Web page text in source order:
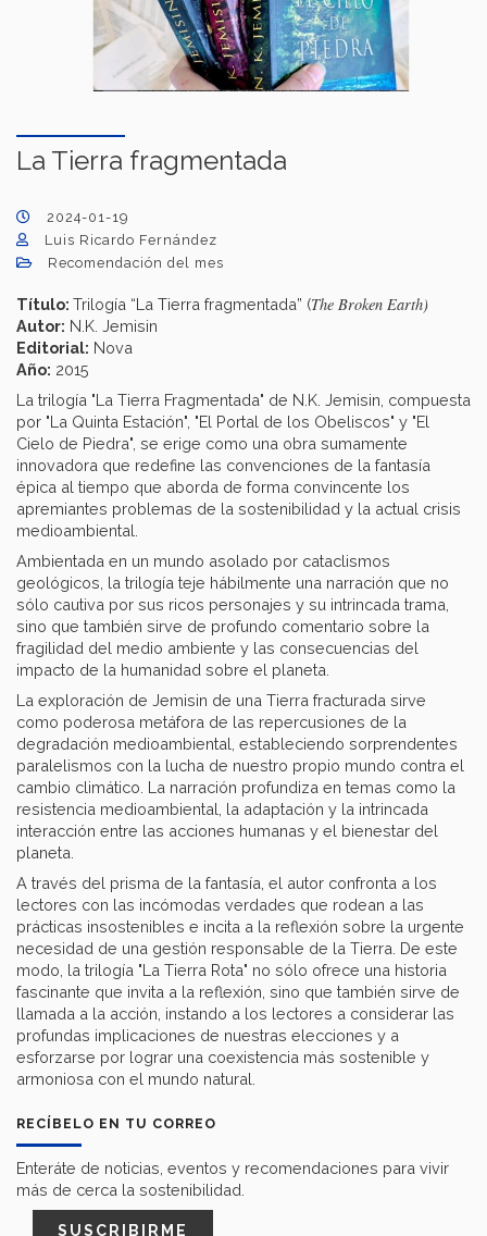
La Tierra fragmentada
2024-01-19
Luis Ricardo Fernández
Recomendación del mes
Título: Trilogía “La Tierra fragmentada” (The Broken Earth)
Autor: N.K. Jemisin
Editorial: Nova
Año: 2015
La trilogía "La Tierra Fragmentada" de N.K. Jemisin, compuesta
por "La Quinta Estación", "El Portal de los Obeliscos" y "El
Cielo de Piedra", se erige como una obra sumamente
innovadora que redefine las convenciones de la fantasía
épica al tiempo que aborda de forma convincente los
apremiantes problemas de la sostenibilidad y la actual crisis
medioambiental.
Ambientada en un mundo asolado por cataclismos
geológicos, la trilogía teje hábilmente una narración que no
sólo cautiva por sus ricos personajes y su intrincada trama,
sino que también sirve de profundo comentario sobre la
fragilidad del medio ambiente y las consecuencias del
impacto de la humanidad sobre el planeta.
La exploración de Jemisin de una Tierra fracturada sirve
como poderosa metáfora de las repercusiones de la
degradación medioambiental, estableciendo sorprendentes
paralelismos con la lucha de nuestro propio mundo contra el
cambio climático. La narración profundiza en temas como la
resistencia medioambiental, la adaptación y la intrincada
interacción entre las acciones humanas y el bienestar del
planeta.
A través del prisma de la fantasía, el autor confronta a los
lectores con las incómodas verdades que rodean a las
prácticas insostenibles e incita a la reflexión sobre la urgente
necesidad de una gestión responsable de la Tierra. De este
modo, la trilogía "La Tierra Rota" no sólo ofrece una historia
fascinante que invita a la reflexión, sino que también sirve de
llamada a la acción, instando a los lectores a considerar las
profundas implicaciones de nuestras elecciones y a
esforzarse por lograr una coexistencia más sostenible y
armoniosa con el mundo natural.
RECÍBELO EN TU CORREO
Enteráte de noticias, eventos y recomendaciones para vivir
más de cerca la sostenibilidad.
SUSCRIBIRME